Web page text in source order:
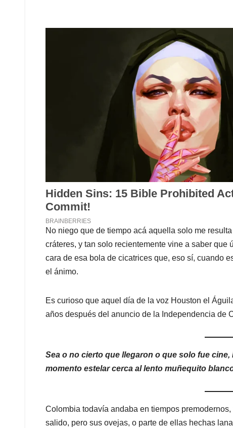
No niego que de tiempo acá aquella solo me
cráteres, y tan solo recientemente vine a saber
cara de esa bola de cicatrices que, eso sí, cuando
el ánimo.
Es curioso que aquel día de la voz Houston el
años después del anuncio de la Independencia de
Sea o no cierto que llegaron o que solo fue
momento estelar cerca al lento muñequito
Colombia todavía andaba en tiempos
salido, pero sus ovejas, o parte de ellas hechas